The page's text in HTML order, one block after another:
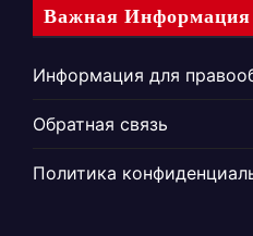
Важная Информация
Информация для
Обратная связь
Политика